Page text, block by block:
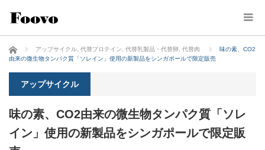
ホーム アップサイクル 代替プロテイン 代替乳製品・代替卵 代替肉
味の素、CO2
由来の微生物タンパク質「ソレイン」使用の新製品をシンガポールで限定販売
アップサイクル
味の素、CO2由来の微生物タンパク質「ソレ
イン」使用の新製品をシンガポールで限定販